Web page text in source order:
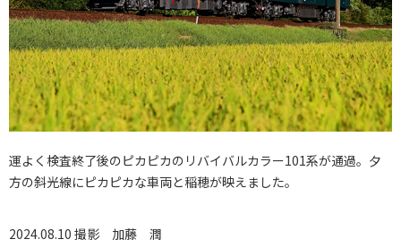
運よく検査終了後のピカピカのリバイバルカラー101系が通過。夕
方の斜光線にピカピカな車両と稲穂が映えました。
2024.08.10 撮影 加藤 潤